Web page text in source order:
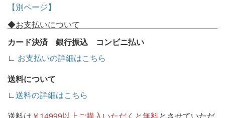
【別ページ】
◆お支払いについて
カード決済 銀行振込 コンビニ払い
∟ お支払いの詳細はこちら
送料について
∟送料の詳細はこちら